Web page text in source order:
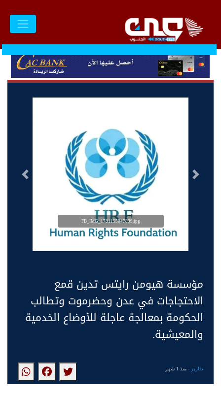
FB_IMG_1781155047839.jpg
التالى السابق
مؤسسة هيومن رايتس تدين قمع
الاحتجاجات في عدن وحضرموت وتطالب
الحكومة بمعالجة عاجلة للأوضاع الخدمية
والمعيشية.
تقارير - منذ 1 شهر